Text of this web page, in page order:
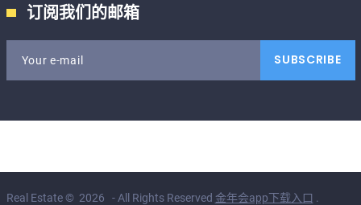
订阅我们的邮箱
Your e-mail SUBSCRIBE
Real Estate © 2026 - All Rights Reserved 金年会app下载入口 .